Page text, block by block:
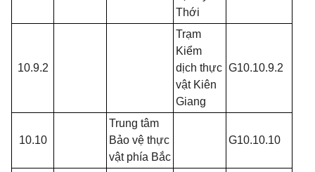
Thới
10.9.2
Trạm
Kiểm
dịch thực
vật Kiên
Giang
G10.10.9.2
10.10
Trung tâm
Bảo vệ thực
vật phía Bắc
G10.10.10